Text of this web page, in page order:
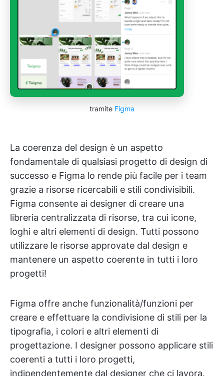
tramite Figma
La coerenza del design è un aspetto
fondamentale di qualsiasi progetto di design di
successo e Figma lo rende più facile per i team
grazie a risorse ricercabili e stili condivisibili.
Figma consente ai designer di creare una
libreria centralizzata di risorse, tra cui icone,
loghi e altri elementi di design. Tutti possono
utilizzare le risorse approvate dal design e
mantenere un aspetto coerente in tutti i loro
progetti!
Figma offre anche funzionalità/funzioni per
creare e effettuare la condivisione di stili per la
tipografia, i colori e altri elementi di
progettazione. I designer possono applicare stili
coerenti a tutti i loro progetti,
indipendentemente dal designer che ci lavora.